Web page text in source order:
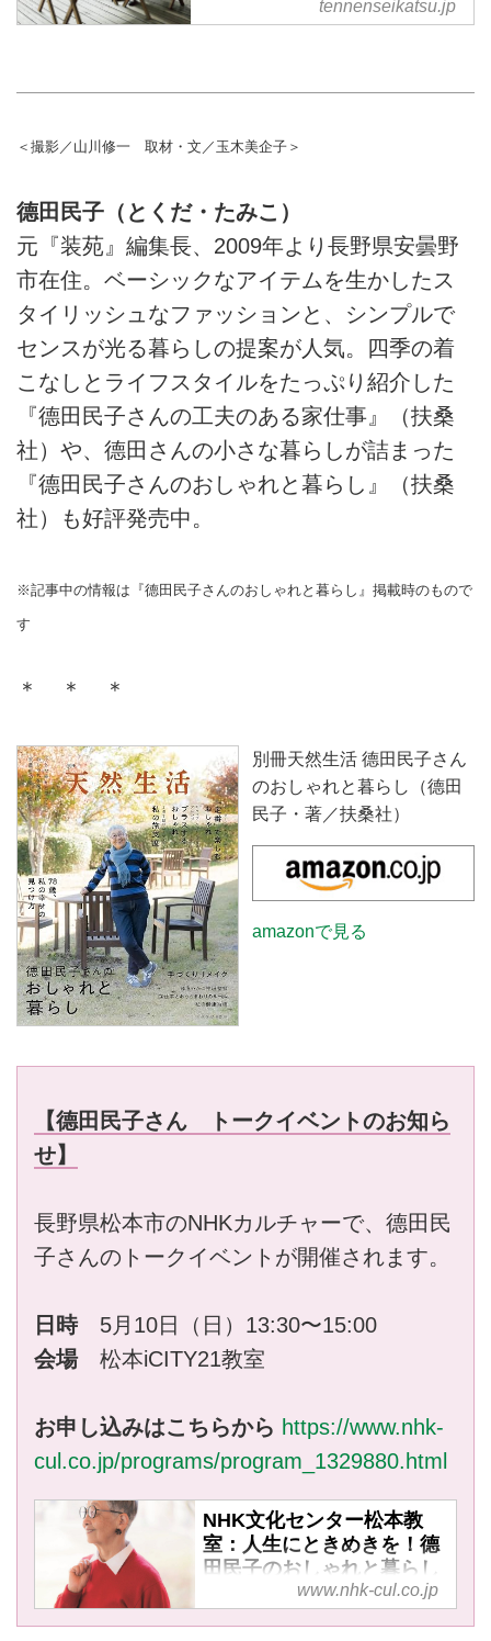
知恵はもちろん、Webオリジナル
tennenseikatsu.jp
＜撮影／山川修一 取材・文／玉木美企子＞
德田民子（とくだ・たみこ）
元『装苑』編集長、2009年より長野県安曇野
市在住。ベーシックなアイテムを生かしたス
タイリッシュなファッションと、シンプルで
センスが光る暮らしの提案が人気。四季の着
こなしとライフスタイルをたっぷり紹介した
『德田民子さんの工夫のある家仕事』（扶桑
社）や、德田さんの小さな暮らしが詰まった
『德田民子さんのおしゃれと暮らし』（扶桑
社）も好評発売中。
※記事中の情報は『德田民子さんのおしゃれと暮らし』掲載時のもので
す
＊ ＊ ＊
別冊天然生活 德田民子さん
のおしゃれと暮らし（德田
民子・著／扶桑社）
amazonで見る
【德田民子さん トークイベントのお知ら
せ】
長野県松本市のNHKカルチャーで、德田民
子さんのトークイベントが開催されます。
日時5月10日（日）13:30〜15:00
会場松本iCITY21教室
お申し込みはこちらから https://www.nhk-
cul.co.jp/programs/program_1329880.html
NHK文化センター松本教
室：人生にときめきを！德
田民子のおしゃれと暮らし
www.nhk-cul.co.jp